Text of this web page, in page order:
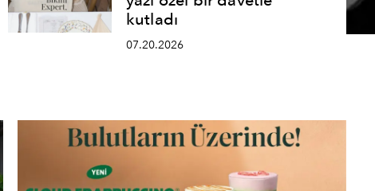
kutladı
07.20.2026